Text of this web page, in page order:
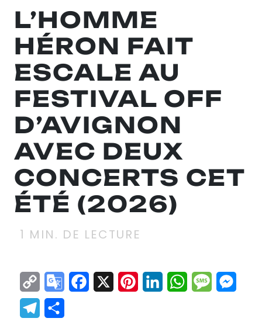
L’HOMME
HÉRON FAIT
ESCALE AU
FESTIVAL OFF
D’AVIGNON
AVEC DEUX
CONCERTS CET
ÉTÉ (2026)
1 MIN. DE LECTURE
Copy
Link
GoogleFacebook
X Pinterest
LinkedInWhatsApp
Telegram